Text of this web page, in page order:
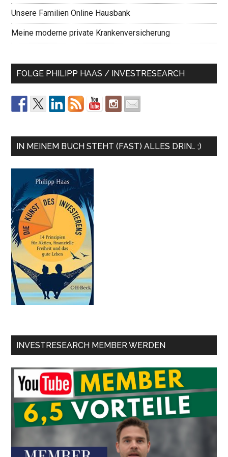
Unsere Familien Online Hausbank
Meine moderne private Krankenversicherung
FOLGE PHILIPP HAAS / INVESTRESEARCH
IN MEINEM BUCH STEHT (FAST) ALLES DRIN… ;)
INVESTRESEARCH MEMBER WERDEN